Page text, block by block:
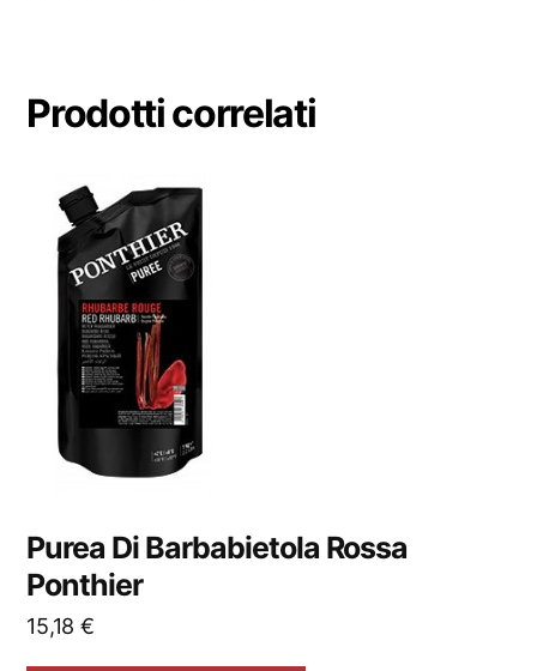
Prodotti correlati
Purea Di Barbabietola Rossa
Ponthier
15,18 €